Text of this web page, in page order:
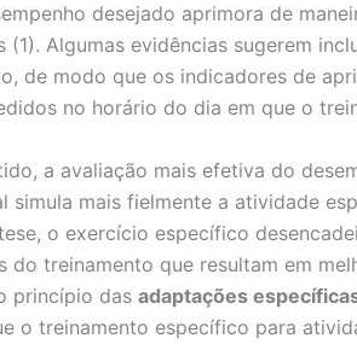
desejado aprimora de
(1). Algumas evidências sugerem
de modo que os indicadores de
no horário do dia em que o
a avaliação mais efetiva do
simula mais fielmente a atividade
o exercício específico
do treinamento que resultam em
princípio das adaptações
o treinamento específico para